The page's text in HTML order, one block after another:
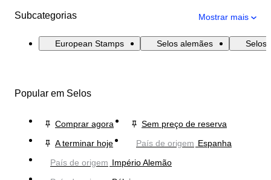
Subcategorias Mostrar mais
European Stamps Selos alemães Selos
Popular em Selos
Comprar agora
Sem preço de reserva
A terminar hoje
País de origem Espanha
País de origem Império Alemão